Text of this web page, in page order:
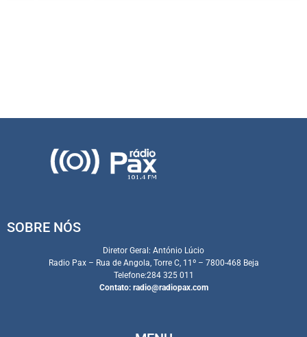
SOBRE NÓS
Diretor Geral: António Lúcio
Radio Pax – Rua de Angola, Torre C, 11º – 7800-468 Beja
Telefone:284 325 011
Contato: radio@radiopax.com